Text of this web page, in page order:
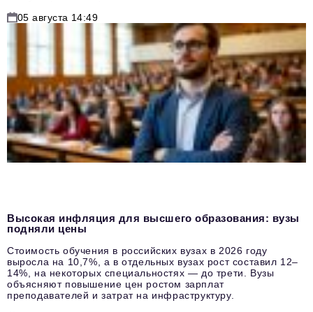
05 августа 14:49
Высокая инфляция для высшего образования: вузы
подняли цены
Стоимость обучения в российских вузах в 2026 году
выросла на 10,7%, а в отдельных вузах рост составил 12–
14%, на некоторых специальностях — до трети. Вузы
объясняют повышение цен ростом зарплат
преподавателей и затрат на инфраструктуру.